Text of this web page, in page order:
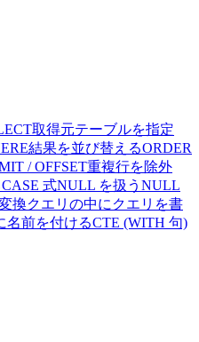
取得元テーブルを指定
結果を並び替えるORDER
/ OFFSET重複行を除外
CASE 式NULL を扱う NULL
換クエリの中にクエリを書
名前を付けるCTE (WITH 句)